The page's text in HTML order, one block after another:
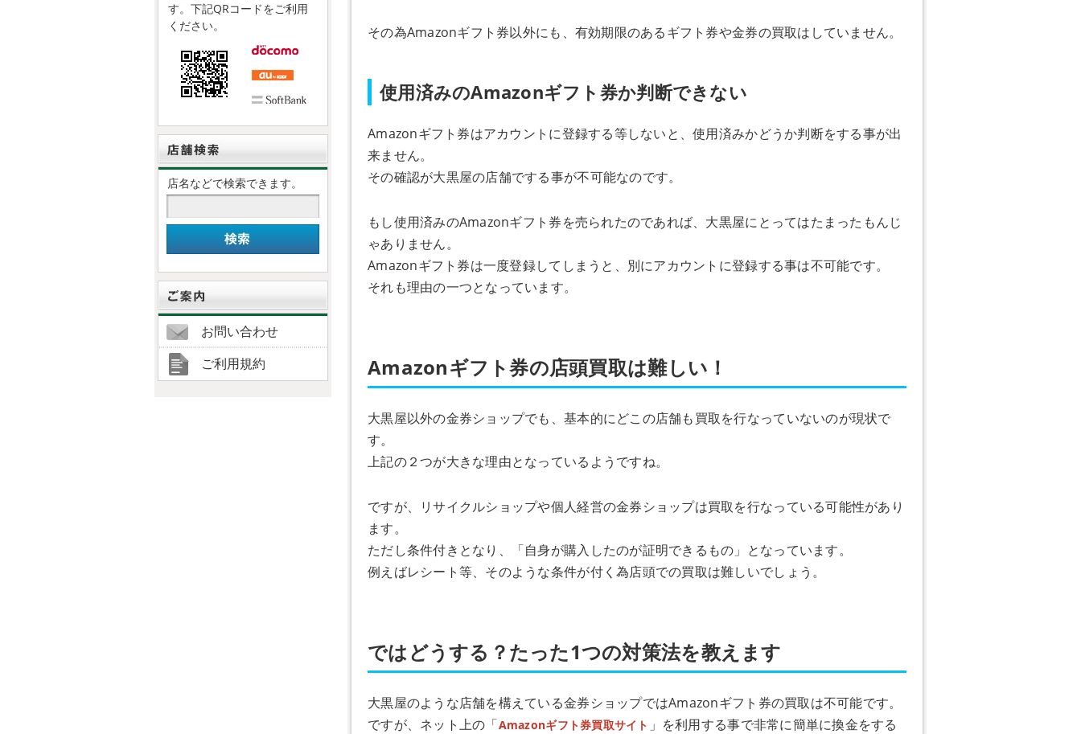
その為Amazonギフト券以外にも、有効期限のあるギフト券や金券の買取はしていません。
使用済みのAmazonギフト券か判断できない
Amazonギフト券はアカウントに登録する等しないと、使用済みかどうか判断をする事が出
来ません。
その確認が大黒屋の店舗でする事が不可能なのです。
もし使用済みのAmazonギフト券を売られたのであれば、大黒屋にとってはたまったもんじ
ゃありません。
Amazonギフト券は一度登録してしまうと、別にアカウントに登録する事は不可能です。
それも理由の一つとなっています。
Amazonギフト券の店頭買取は難しい！
大黒屋以外の金券ショップでも、基本的にどこの店舗も買取を行なっていないのが現状で
す。
上記の２つが大きな理由となっているようですね。
ですが、リサイクルショップや個人経営の金券ショップは買取を行なっている可能性があり
ます。
ただし条件付きとなり、「自身が購入したのが証明できるもの」となっています。
例えばレシート等、そのような条件が付く為店頭での買取は難しいでしょう。
ではどうする？たった1つの対策法を教えます
大黒屋のような店舗を構えている金券ショップではAmazonギフト券の買取は不可能です。
ですが、ネット上の「Amazonギフト券買取サイト 」を利用する事で非常に簡単に換金をする
す。下記QRコードをご利用
ください。
店名などで検索できます。
お問い合わせ
ご利用規約